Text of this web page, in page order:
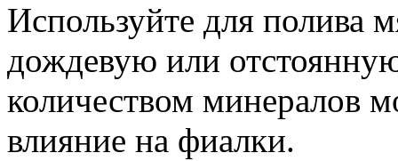
Используйте для полива
дождевую или
количеством минералов
влияние на фиалки.